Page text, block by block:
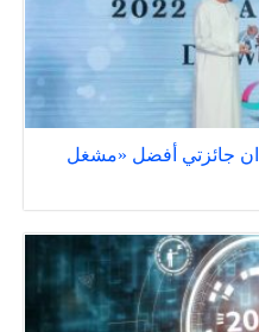
جائزتي أفضل «مشغل